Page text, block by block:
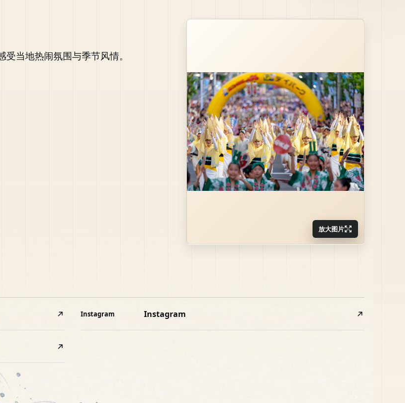
当地热闹氛围与季节风情。
放大图片
Instagram Instagram